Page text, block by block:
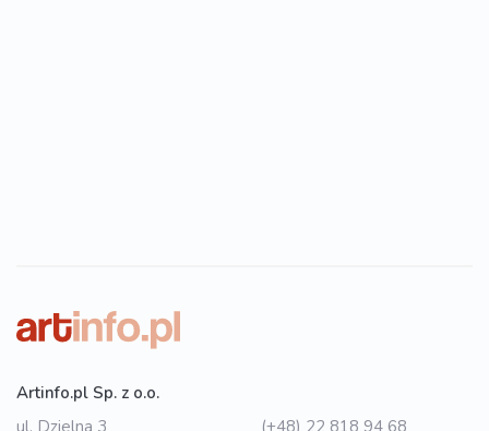
Artinfo.pl Sp. z o.o.